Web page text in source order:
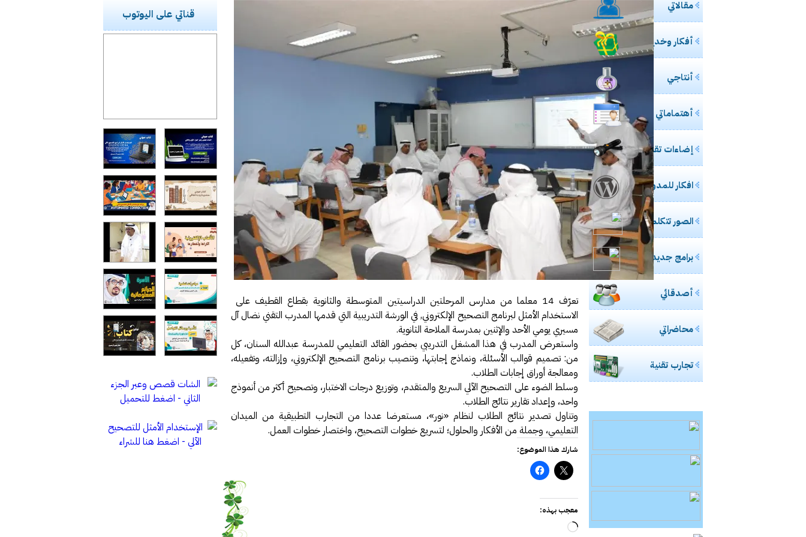
مشاركتي بصحيفة عكاظ حول اختراق موقع أرامكو
ورشة عمل بخصوص درس المناعة .
خفايا النت والإدمان الإلكتروني
مادة محاضرة أمن المعلومات وأمن الأسرة
للسيدات.. ال مسيري يقدم محاضرة في أمن المعلومات
حالياً بصدد الحصول على دورة +Security
طالبتان سعوديتان سفيرتان لـ «جوجل»
مدونة حبيب اليوسف
مدونة الأخصائي النفسي فيصل العيجان قريباً .
إغلاق “فيس بوك” نهائيا في 15 مارس القادم حقيقة ام خيال !!!
تعرف على مصمم شعارات قوقل الجميلة‏
تجربتي في الإنترنت بواسطة الكهرباء
GMail Drive
مقالاتي
أفكار وخدع مفيدة
أنتاجي
أهتماماتي
إضاءات تقنية
افكار للمدونات
الصور تتكلم
برامج جديدة
أصدقائي
محاضراتي
تجارب تقنية
قناتي على اليوتوب
تعرّف 14 معلما من مدارس المرحلتين الدراسيتين المتوسطة والثانوية بقطاع القطيف على
الاستخدام الأمثل لبرنامج التصحيح الإلكتروني, في الورشة التدريبية التي قدمها المدرب التقني نضال آل
مسيري يومي الأحد والإثنين بمدرسة الملاحة الثانوية.
واستعرض المدرب في هذا المشغل التدريبي بحضور القائد التعليمي للمدرسة عبدالله السنان، كل
من: تصميم قوالب الأسئلة، ونماذج إجابتها، وتنصيب برنامج التصحيح الإلكتروني، وإزالته، وتفعيله،
ومعالجة أوراق إجابات الطلاب.
وسلط الضوء على التصحيح الآلي السريع والمتقدم، وتوزيع درجات الاختبار، وتصحيح أكثر من أنموذج
واحد، وإعداد تقارير نتائج الطلاب.
وتناول تصدير نتائج الطلاب لنظام «نور»، مستعرضا عددا من التجارب التطبيقية من الميدان
التعليمي، وجملة من الأفكار والحلول؛ لتسريع خطوات التصحيح، واختصار خطوات العمل.
شارك هذا الموضوع:
معجب بهذه:
جاري